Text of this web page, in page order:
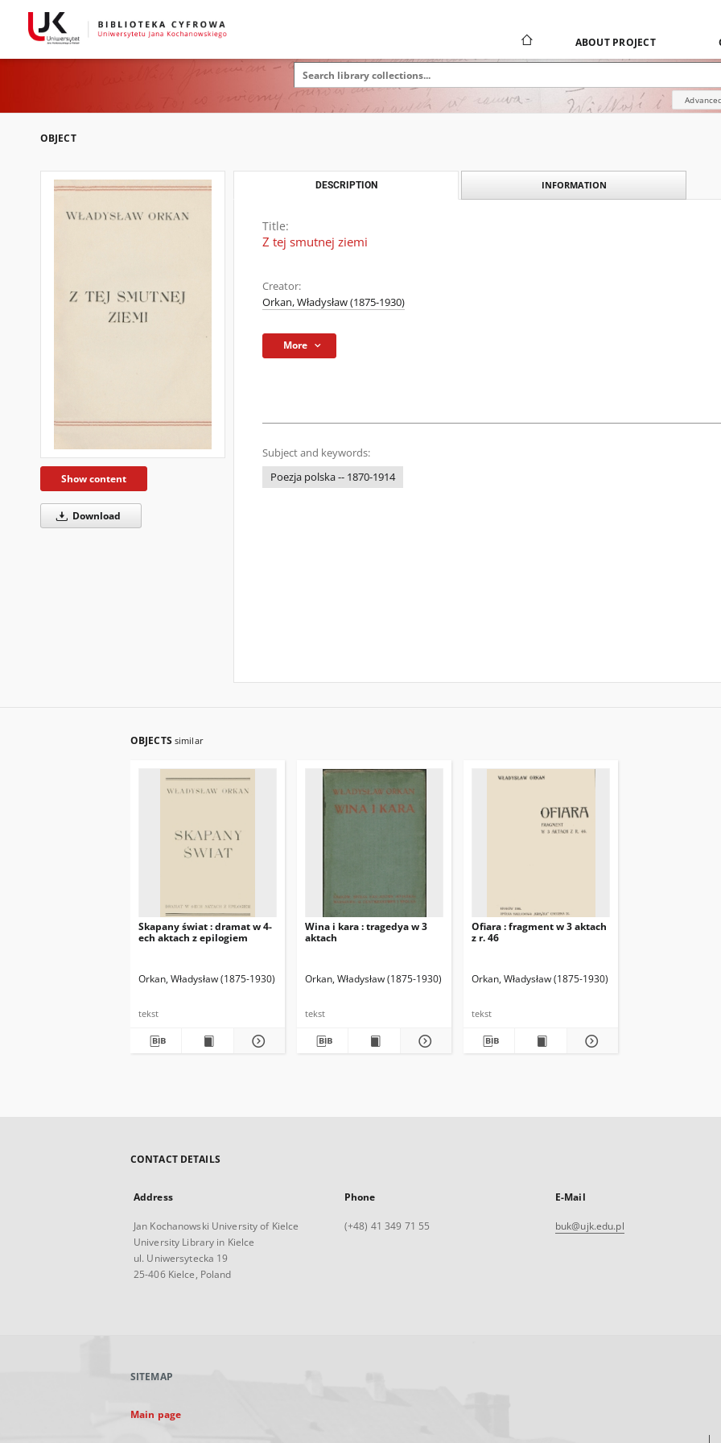
ABOUT PROJECT
OBJECT
Show content
Download
DESCRIPTION INFORMATION
Title:
Z tej smutnej ziemi
Creator:
Orkan, Władysław (1875-1930)
More
Subject and keywords:
Poezja polska -- 1870-1914
OBJECTS similar
Skapany świat : dramat w 4-
ech aktach z epilogiem
Orkan, Władysław (1875-1930)
tekst
Wina i kara : tragedya w 3
aktach
Orkan, Władysław (1875-1930)
tekst
Ofiara : fragment w 3 aktach
z r. 46
Orkan, Władysław (1875-1930)
tekst
CONTACT DETAILS
Address
Jan Kochanowski University of Kielce
University Library in Kielce
ul. Uniwersytecka 19
25-406 Kielce, Poland
Phone
(+48) 41 349 71 55
E-Mail
buk@ujk.edu.pl
SITEMAP
Main page